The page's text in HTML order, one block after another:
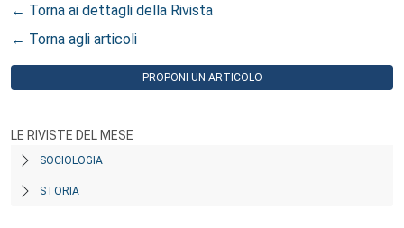
← Torna ai dettagli della Rivista
← Torna agli articoli
PROPONI UN ARTICOLO
LE RIVISTE DEL MESE
SOCIOLOGIA
STORIA